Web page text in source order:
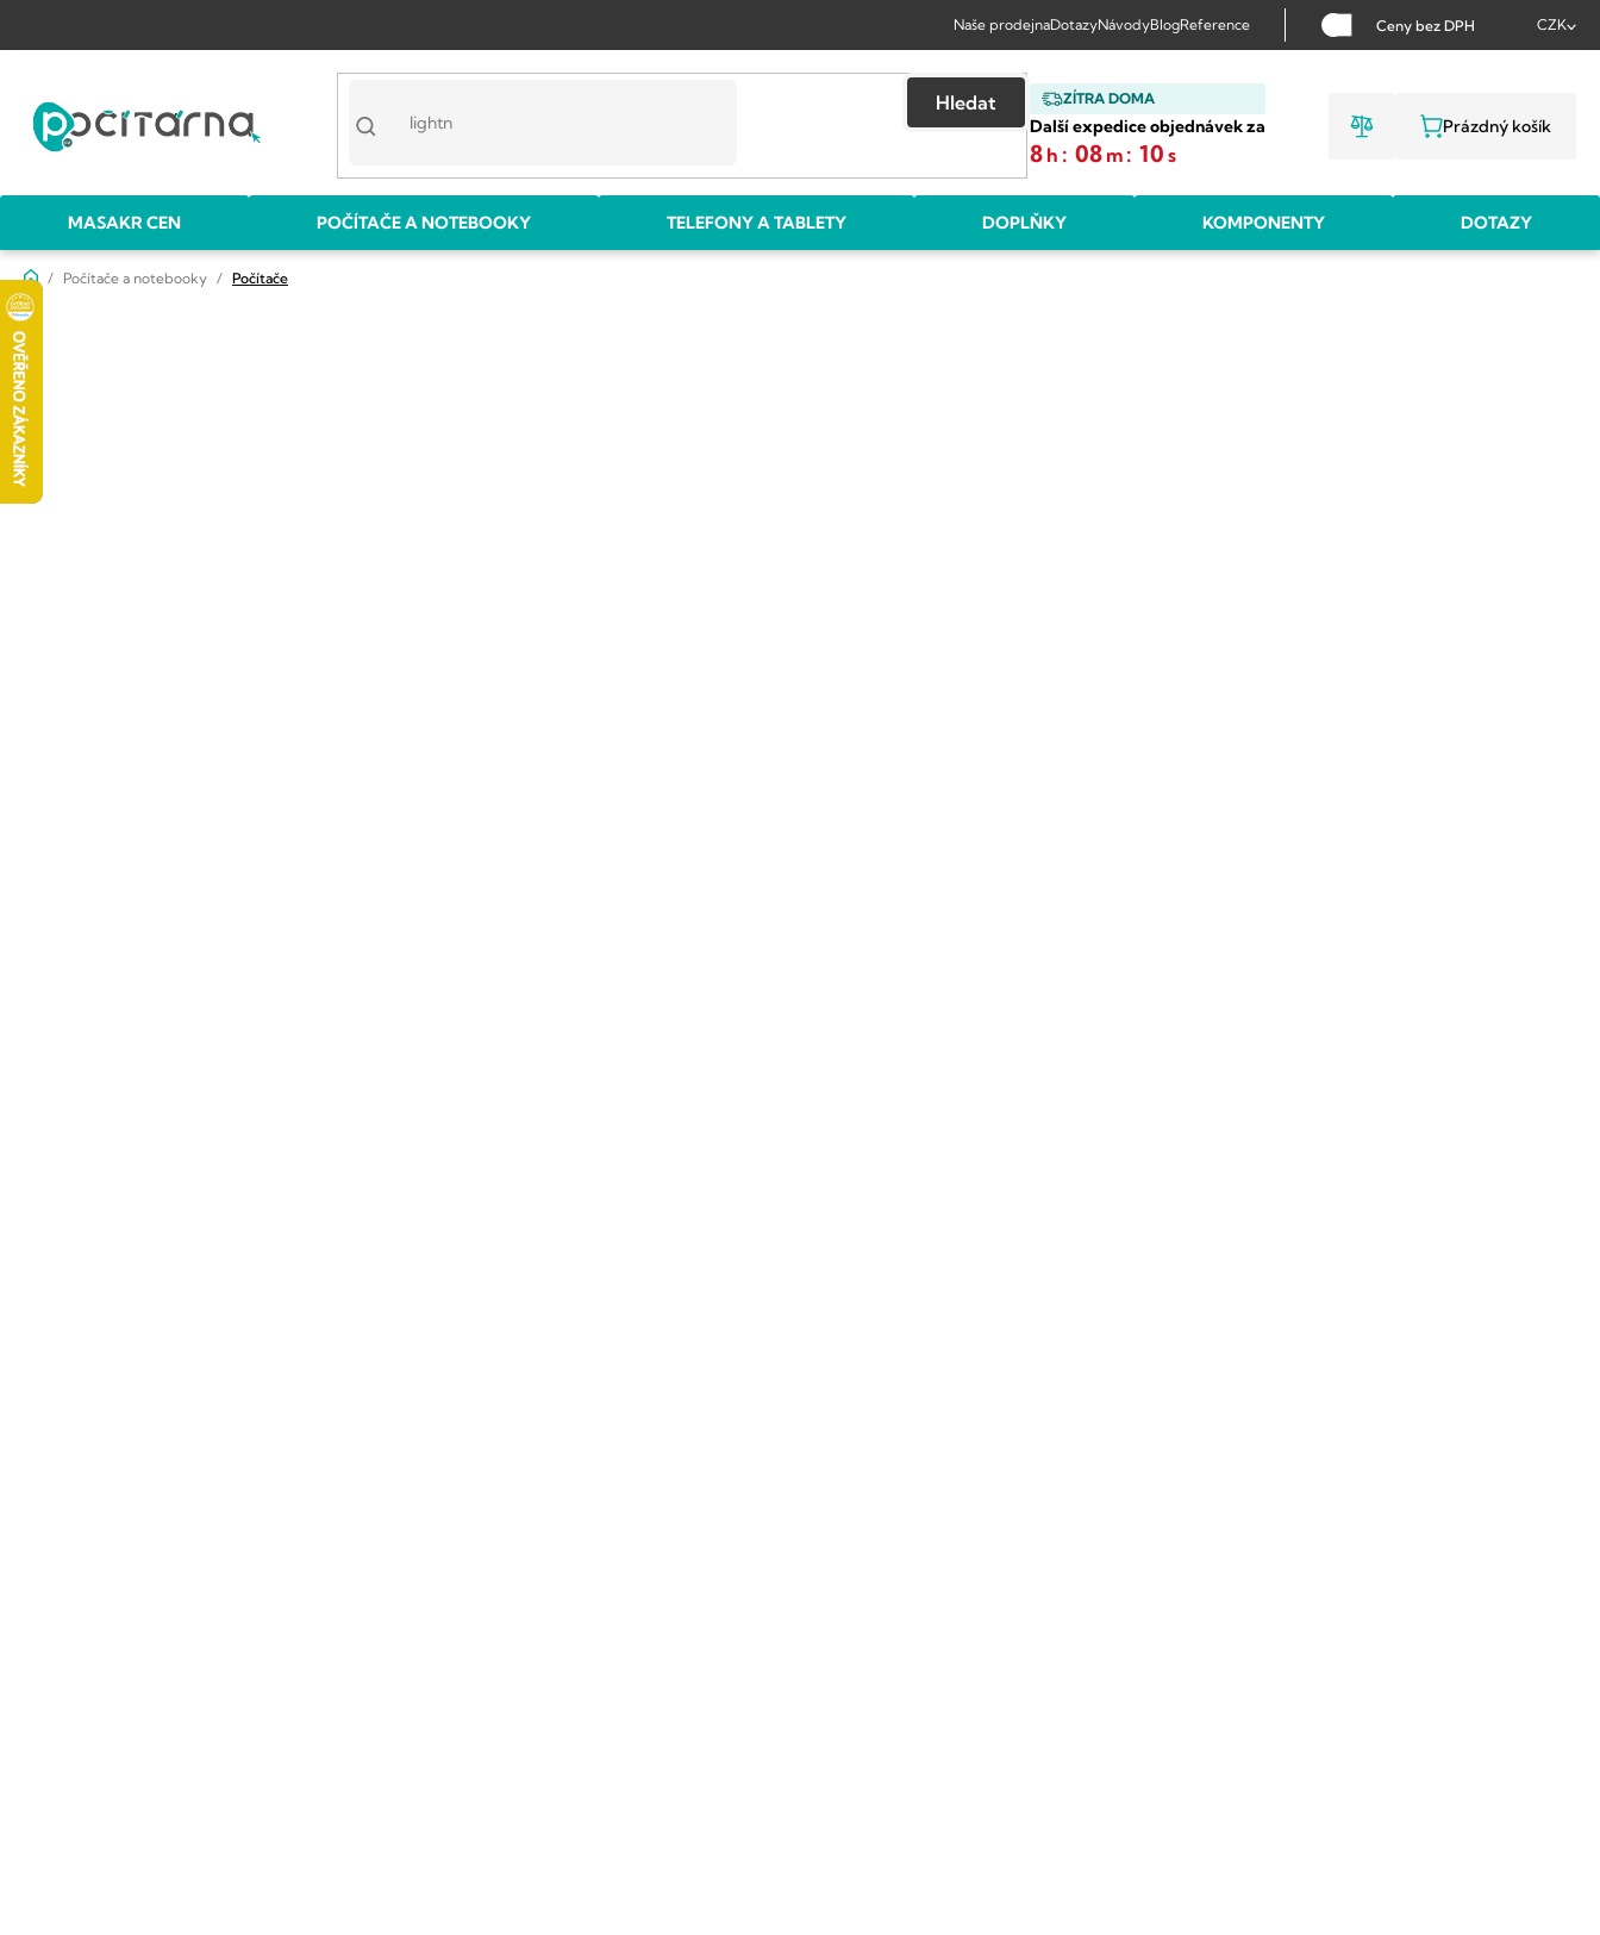
obsah
Naše prodejnaDotazyNávodyBlogReference Ceny bez DPH CZK
ZÍTRA DOMA
Další expedice objednávek za
8 h : 08 m : 09 s
Hledat
NÁKUPNÍ
Prázdný košík
MASAKR CEN POČÍTAČE A NOTEBOOKY TELEFONY A TABLETY DOPLŇKY KOMPONENTY DOTAZY
DomůPočítače a notebooky Počítače
P
o
s
t
r
a